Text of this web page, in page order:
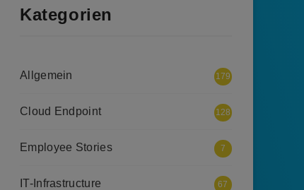
Kategorien
Allgemein 179
Cloud Endpoint 128
Employee Stories 7
IT-Infrastructure 67